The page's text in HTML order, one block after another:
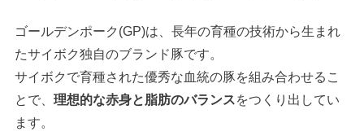
ゴールデンポーク(GP)は、長年の育種の技術から生まれ
たサイボク独自のブランド豚です。
サイボクで育種された優秀な血統の豚を組み合わせるこ
とで、 理想的な赤身と脂肪のバランスをつくり出してい
ます。